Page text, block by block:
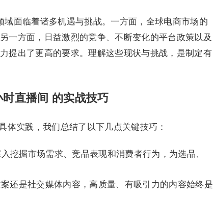
域面临着诸多机遇与挑战。一方面，全球电商市场的
一方面，日益激烈的竞争、不断变化的平台政策以及
提出了更高的要求。理解这些现状与挑战，是制定有
直播间 的实战技巧
体实践，我们总结了以下几点关键技巧：
挖掘市场需求、竞品表现和消费者行为，为选品、
还是社交媒体内容，高质量、有吸引力的内容始终是